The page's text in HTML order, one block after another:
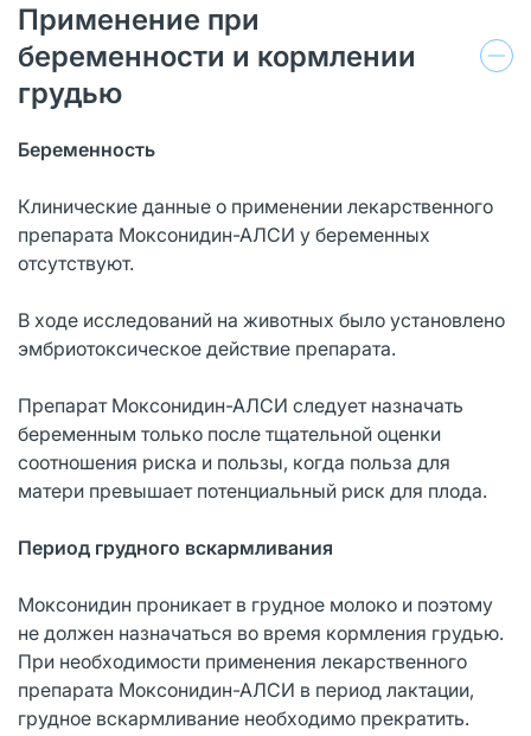
Применение при
беременности и кормлении
грудью
Беременность
Клинические данные о применении лекарственного
препарата Моксонидин-АЛСИ у беременных
отсутствуют.
В ходе исследований на животных было установлено
эмбриотоксическое действие препарата.
Препарат Моксонидин-АЛСИ следует назначать
беременным только после тщательной оценки
соотношения риска и пользы, когда польза для
матери превышает потенциальный риск для плода.
Период грудного вскармливания
Моксонидин проникает в грудное молоко и поэтому
не должен назначаться во время кормления грудью.
При необходимости применения лекарственного
препарата Моксонидин-АЛСИ в период лактации,
грудное вскармливание необходимо прекратить.